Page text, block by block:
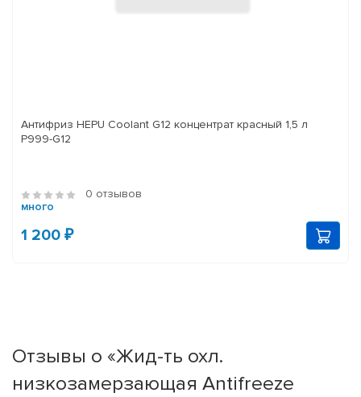
Антифриз HEPU Coolant G12 концентрат красный 1,5 л
P999-G12
0 отзывов
много
1 200 ₽
Отзывы о «Жид-ть охл.
низкозамерзающая Antifreeze